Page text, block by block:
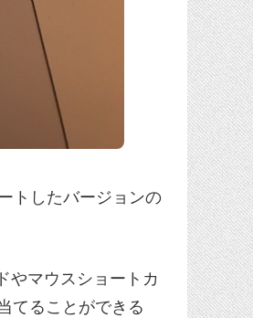
トしたバージョンの
やマウスショートカ
てることができる